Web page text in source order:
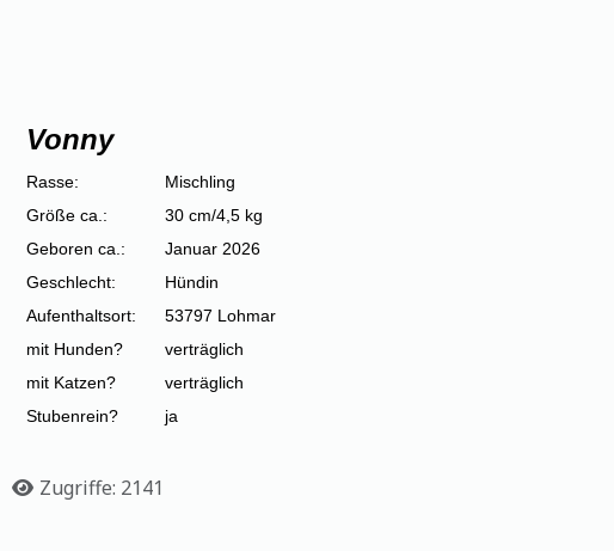
Vonny
Rasse:
Mischling
Größe ca.:
30 cm/4,5 kg
Geboren ca.:
Januar 2026
Geschlecht:
Hündin
Aufenthaltsort:
53797 Lohmar
mit Hunden?
verträglich
mit Katzen?
verträglich
Stubenrein?
ja
Details
Zugriffe: 2141